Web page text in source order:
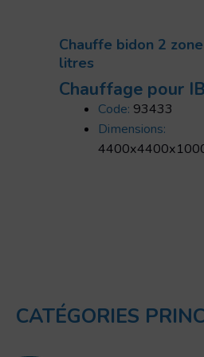
Chauffe bidon 2
litres
Chauffage pour
Code: 93433
Dimensions:
CATÉGORIES